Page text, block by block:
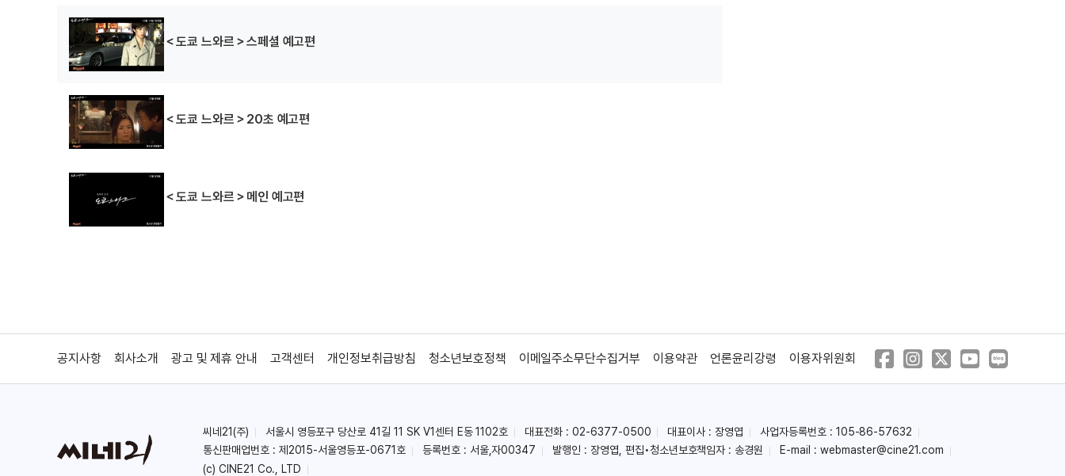
＜도쿄 느와르＞스페셜 예고편
＜도쿄 느와르＞20초 예고편
＜도쿄 느와르＞메인 예고편
공지사항 회사소개 광고 및 제휴 안내 고객센터 개인정보취급방침 청소년보호정책 이메일주소무단수집거부 이용약관 언론윤리강령 이용자위원회
씨네21(주) 서울시 영등포구 당산로 41길 11 SK V1센터 E동 1102호 대표전화 : 02-6377-0500 대표이사 : 장영엽
사업자등록번호 : 105-86-57632
통신판매업번호 : 제2015-서울영등포-0671호
등록번호 : 서울,자00347 발행인 : 장영엽, 편집•청소년보호책임자 : 송경원 E-mail : webmaster@cine21.com
(c) CINE21 Co., LTD